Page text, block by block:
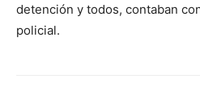
detención y todos, contaban
policial.